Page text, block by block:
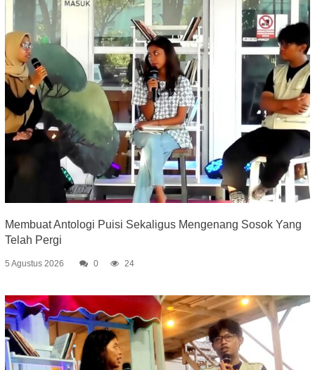
Membuat Antologi Puisi Sekaligus Mengenang Sosok Yang
Telah Pergi
5 Agustus 2026 0 24